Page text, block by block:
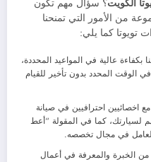
الكويت؟ سؤال مهم تكون
من الأمور التي تمنحنا
تويوتا كما يلي:
بكفاءة عالية في المواعيد المحددة،
الوقت المحدد بدون تأخير للقيام
اخصائيين احترافيين في صيانة
لسيارتك، كما في المقولة “أعط
العامل في مجال تخصصه.
من الخبرة والمعرفة في أعمال